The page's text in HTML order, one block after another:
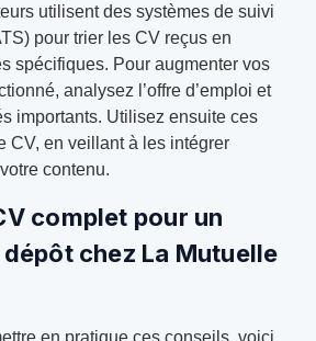
utilisent des systèmes de suivi
pour trier les CV reçus en
spécifiques. Pour augmenter vos
analysez l’offre d’emploi et
importants. Utilisez ensuite ces
CV, en veillant à les intégrer
contenu.
complet pour un
chez La Mutuelle
en pratique ces conseils, voici